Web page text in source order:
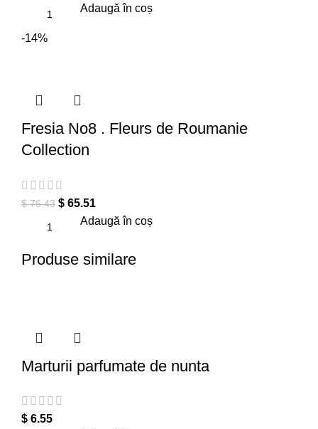
Adaugă în coș
-14%
Fresia No8 . Fleurs de Roumanie
Collection
$76.43 $ 65.51
Adaugă în coș
Produse similare
Marturii parfumate de nunta
$ 6.55